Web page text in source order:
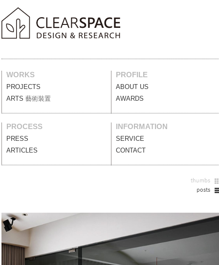
WORKS
PROJECTS
ARTS 藝術裝置
PROFILE
ABOUT US
AWARDS
PROCESS
PRESS
ARTICLES
INFORMATION
SERVICE
CONTACT